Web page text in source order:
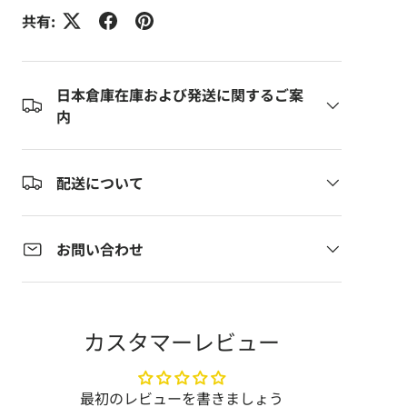
共有:
日本倉庫在庫および発送に関するご案
内
配送について
お問い合わせ
カスタマーレビュー
最初のレビューを書きましょう